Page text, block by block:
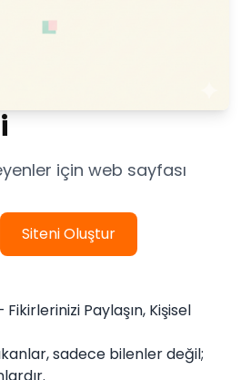
için web sayfası
Siteni Oluştur
Paylaşın, Kişisel
sadece bilenler değil;